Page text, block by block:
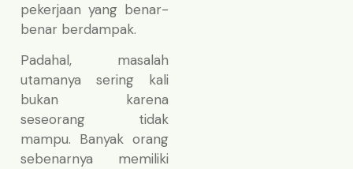
pekerjaan yang benar-
benar berdampak.
Padahal, masalah
utamanya sering kali
bukan karena
seseorang tidak
mampu. Banyak orang
sebenarnya memiliki